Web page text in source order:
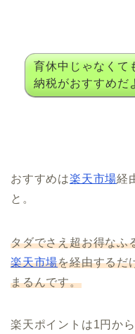
育休中じゃなくて
納税がおすすめだ
おすすめは楽天市場経
と。
タダでさえ超お得なふ
楽天市場を経由するだ
まるんです。
楽天ポイントは1円か